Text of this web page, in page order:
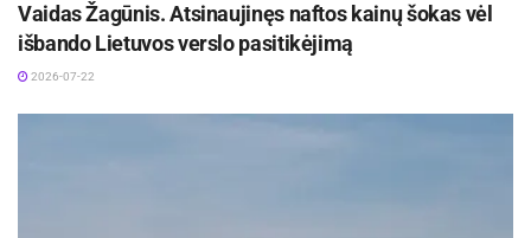
Vaidas Žagūnis. Atsinaujinęs naftos kainų šokas vėl
išbando Lietuvos verslo pasitikėjimą
2026-07-22